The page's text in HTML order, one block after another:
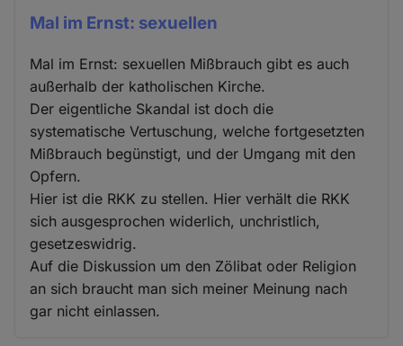
Mal im Ernst: sexuellen
Mal im Ernst: sexuellen Mißbrauch gibt es auch
außerhalb der katholischen Kirche.
Der eigentliche Skandal ist doch die
systematische Vertuschung, welche fortgesetzten
Mißbrauch begünstigt, und der Umgang mit den
Opfern.
Hier ist die RKK zu stellen. Hier verhält die RKK
sich ausgesprochen widerlich, unchristlich,
gesetzeswidrig.
Auf die Diskussion um den Zölibat oder Religion
an sich braucht man sich meiner Meinung nach
gar nicht einlassen.